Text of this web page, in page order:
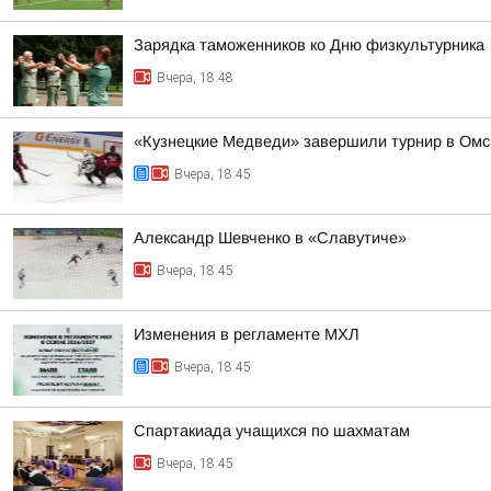
Зарядка таможенников ко Дню физкультурника
Вчера, 18:48
«Кузнецкие Медведи» завершили турнир в
Вчера, 18:45
Александр Шевченко в «Славутиче»
Вчера, 18:45
Изменения в регламенте МХЛ
Вчера, 18:45
Спартакиада учащихся по шахматам
Вчера, 18:45